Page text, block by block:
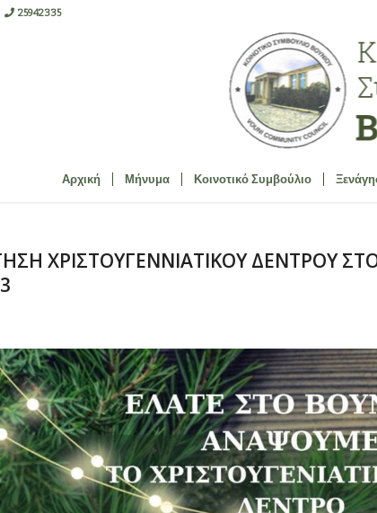
25942335
Αρχική Μήνυμα Κοινοτικό Συμβούλιο
ΧΡΙΣΤΟΥΓΕΝΝΙΑΤΙΚΟΥ ΔΕΝΤΡΟΥ